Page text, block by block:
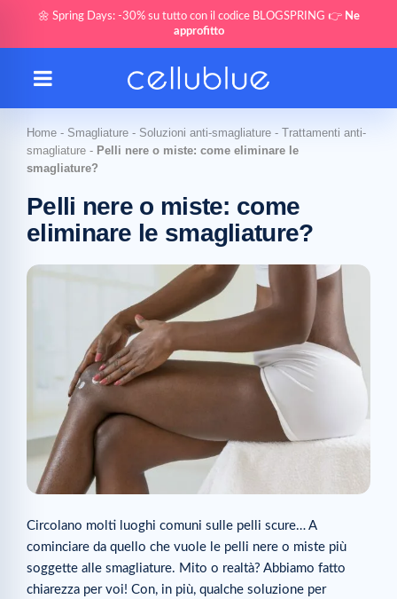
🌼 Spring Days: -30% su tutto con il codice BLOGSPRING 👉 Ne
approfitto
Home - Smagliature - Soluzioni anti-smagliature - Trattamenti anti-
smagliature - Pelli nere o miste: come eliminare le
smagliature?
Pelli nere o miste: come
eliminare le smagliature?
Circolano molti luoghi comuni sulle pelli scure… A
cominciare da quello che vuole le pelli nere o miste più
soggette alle smagliature. Mito o realtà? Abbiamo fatto
chiarezza per voi! Con, in più, qualche soluzione per